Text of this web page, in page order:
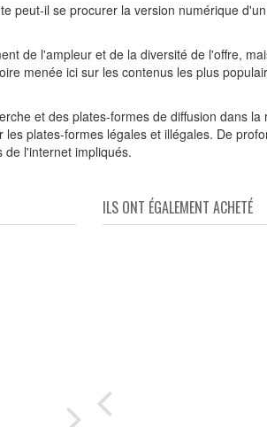
peut-il se procurer la version numérique
de l'ampleur et de la diversité de l'offre,
menée ici sur les contenus les plus
et des plates-formes de diffusion dans
plates-formes légales et illégales. De
de l'internet impliqués.
ILS ONT ÉGALEMENT ACHETÉ